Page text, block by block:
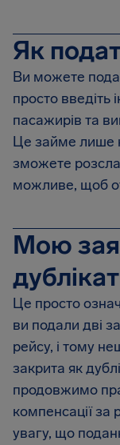
Як
Ви можете
просто введіть
пасажирів та
Це займе лише
зможете
можливе, щоб
Мою
Це просто
ви подали дві
рейсу, і тому
закрита як
продовжимо
компенсації
увагу, що